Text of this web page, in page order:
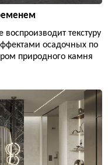
текстуру
осадочных по
природного камня